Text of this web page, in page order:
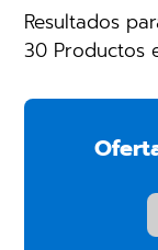
Resultados
30 Productos